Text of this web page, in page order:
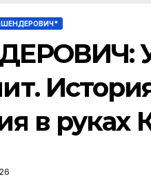
ШЕНДЕРОВИЧ*
в руках